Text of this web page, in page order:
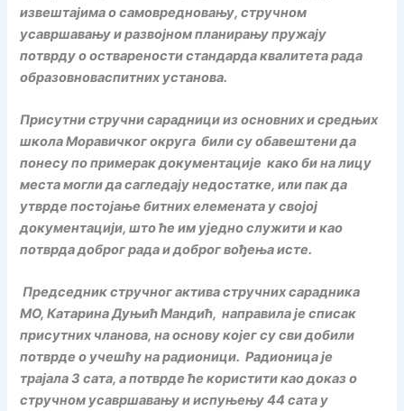
извештајима о самовредновању, стручном
усавршавању и развојном планирању пружају
потврду о остварености стандарда квалитета рада
образовноваспитних установа.
Присутни стручни сарадници из основних и средњих
школа Моравичког округа били су обавештени да
понесу по примерак документације како би на лицу
места могли да сагледају недостатке, или пак да
утврде постојање битних елемената у својој
документацији, што ће им уједно служити и као
потврда доброг рада и доброг вођења исте.
Председник стручног актива стручних сарадника
МО, Катарина Дуњић Мандић, направила је списак
присутних чланова, на основу којег су сви добили
потврде о учешћу на радионици. Радионица је
трајала 3 сата, а потврде ће користити као доказ о
стручном усавршавању и испуњењу 44 сата у